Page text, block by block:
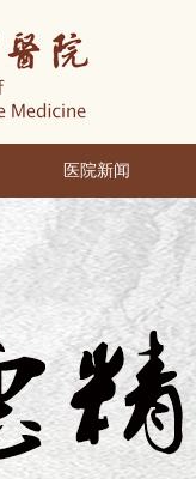
医院新闻